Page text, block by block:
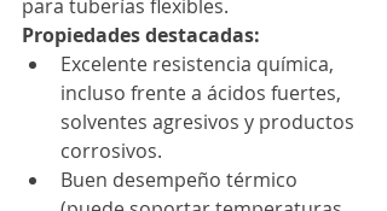
para tuberías flexibles.
Propiedades destacadas:
Excelente resistencia química,
incluso frente a ácidos fuertes,
solventes agresivos y productos
corrosivos.
Buen desempeño térmico